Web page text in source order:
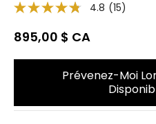
4.8 (15)
895,00 $ CA
Prévenez-Moi